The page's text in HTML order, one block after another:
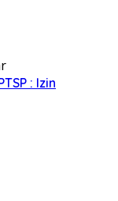
: Izin